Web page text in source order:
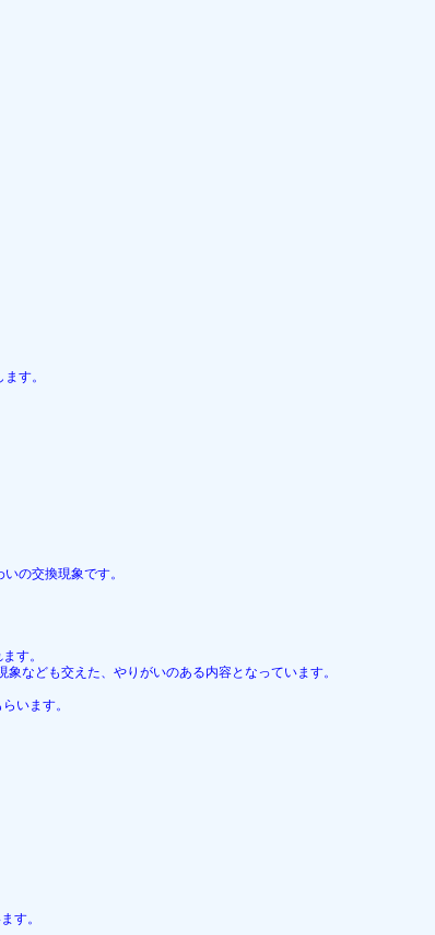
す。
の交換現象です。
す。
なども交えた、やりがいのある内容となっています。
います。
す。